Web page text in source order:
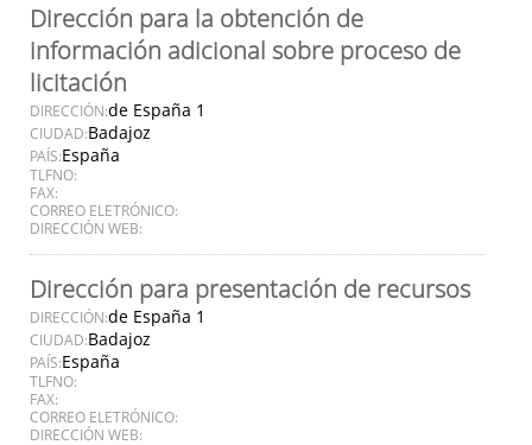
Dirección para la obtención de
información adicional sobre proceso de
licitación
DIRECCIÓN:de España 1
CIUDAD:Badajoz
PAÍS:España
TLFNO:
FAX:
CORREO ELETRÓNICO:
DIRECCIÓN WEB:
Dirección para presentación de recursos
DIRECCIÓN:de España 1
CIUDAD:Badajoz
PAÍS:España
TLFNO:
FAX:
CORREO ELETRÓNICO:
DIRECCIÓN WEB: